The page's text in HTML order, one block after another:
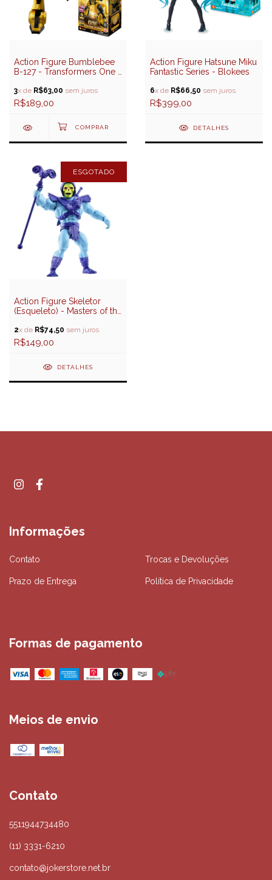
Action Figure Bumblebee
B-127 - Transformers One -
3x de R$63,00 sem juros
R$189,00
Action Figure Hatsune Miku
Fantastic Series - Blokees
6x de R$66,50 sem juros
R$399,00
DETALHES
ESGOTADO
Action Figure Skeletor
(Esqueleto) - Masters of the
2x de R$74,50 sem juros
R$149,00
DETALHES
Informações
Contato Trocas e Devoluções
Prazo de Entrega Política de Privacidade
Formas de pagamento
Meios de envio
Contato
5511944734480
(11) 3331-6210
contato@jokerstore.net.br